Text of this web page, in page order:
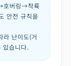
호버링→착륙
안전 규칙을
난이도(거
있습니다.